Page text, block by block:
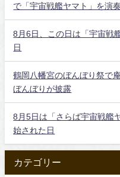
で「宇宙戦艦ヤマト」を演
8月6日、この日は「宇宙戦
日
鶴岡八幡宮のぼんぼり祭で
ぼんぼりが披露
8月5日は「さらば宇宙戦艦
始された日
カテゴリー